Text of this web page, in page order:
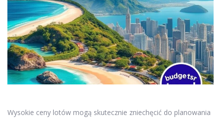
Wysokie ceny lotów mogą skutecznie zniechęcić do planowania